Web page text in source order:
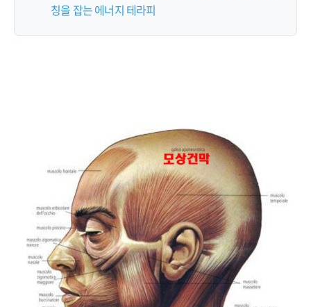
칭을 잡는 에너지 테라피